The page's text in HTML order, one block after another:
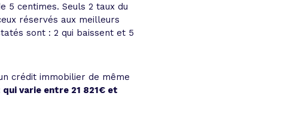
5 centimes. Seuls 2 taux du
réservés aux meilleurs
sont : 2 qui baissent et 5
crédit immobilier de même
varie entre 21 821€ et